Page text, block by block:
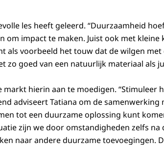
les heeft geleerd. “Duurzaamheid
impact te maken. Juist ook met kleine
als voorbeeld het touw dat de wilgen met
zo goed van een natuurlijk materiaal als
hierin aan te moedigen. “Stimuleer
adviseert Tatiana om de samenwerking
tot een duurzame oplossing kunt
zijn we door omstandigheden zelfs na
naar andere duurzame toevoegingen.